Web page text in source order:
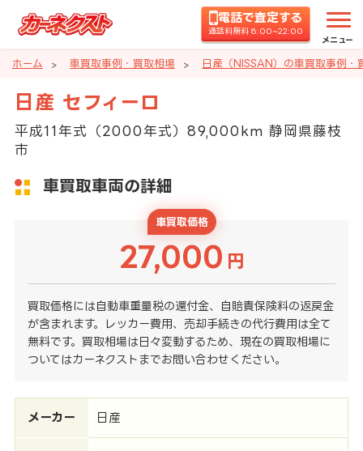
電話で査定する
通話料無料 8:00~22:00
メニュー
ホーム 車買取事例・買取相場 日産（NISSAN）の車買取事例・
日産 セフィーロ
平成11年式（2000年式）89,000km 静岡県藤枝
市
車買取車両の詳細
車買取価格
27,000 円
買取価格には自動車重量税の還付金、自賠責保険料の返戻金
が含まれます。レッカー費用、売却手続きの代行費用は全て
無料です。買取相場は日々変動するため、現在の買取相場に
ついてはカーネクストまでお問い合わせください。
メーカー 日産